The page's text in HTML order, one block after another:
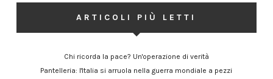
ARTICOLI PIÙ LETTI
Chi ricorda la pace? Un'operazione di verità
Pantelleria: l'Italia si arruola nella guerra mondiale a pezzi